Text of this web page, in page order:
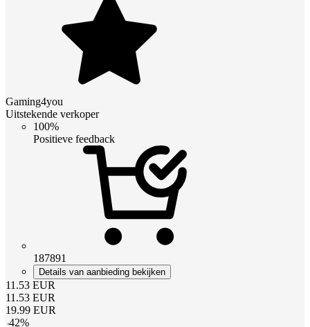
Gaming4you
Uitstekende verkoper
100%
Positieve feedback
187891
Details van aanbieding bekijken
11.53 EUR
11.53 EUR
19.99 EUR
-42%